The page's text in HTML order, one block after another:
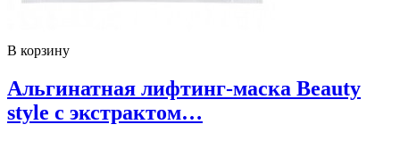
В корзину
Альгинатная лифтинг-маска Beauty
style с экстрактом…